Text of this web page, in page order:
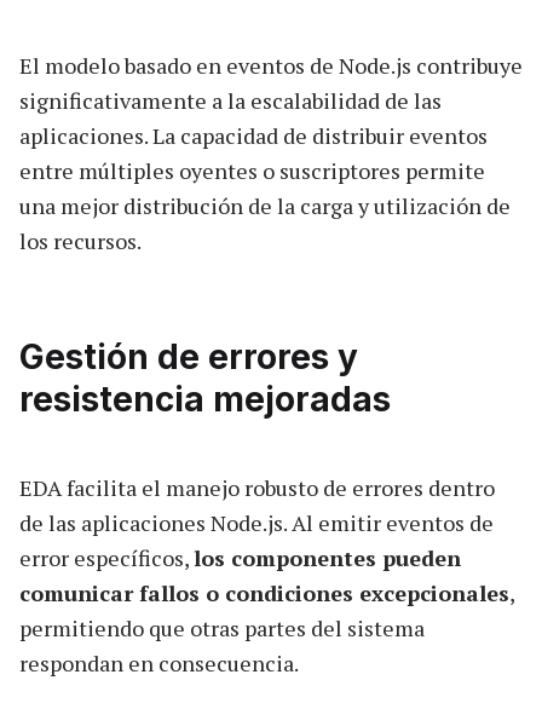
El modelo basado en eventos de Node.js contribuye
significativamente a la escalabilidad de las
aplicaciones. La capacidad de distribuir eventos
entre múltiples oyentes o suscriptores permite
una mejor distribución de la carga y utilización de
los recursos.
Gestión de errores y
resistencia mejoradas
EDA facilita el manejo robusto de errores dentro
de las aplicaciones Node.js. Al emitir eventos de
error específicos,los componentes pueden
comunicar fallos o condiciones excepcionales,
permitiendo que otras partes del sistema
respondan en consecuencia.